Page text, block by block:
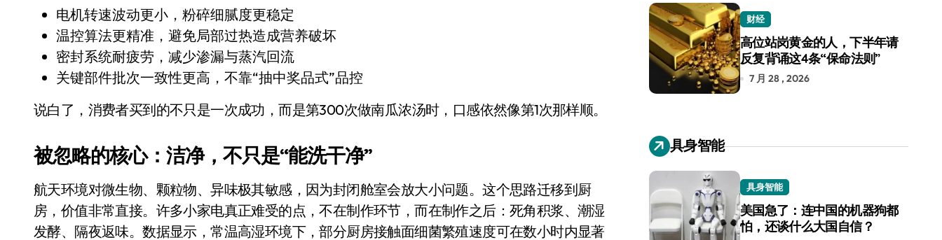
轻到忽略不计 大疆Mini 2S内录实测，值不值得冲？
从“卖电视”到“定规则”：海信拿下RGB-Mini LED全球话语权
对不起胖东来，我先不学了——永辉的“休克疗法”宣告暂停
国际首次！中国钙钛矿探测器太空“开箱”，一边探测射线一边光伏发电
小米涨价！K90跳上3099，小米17标准版逼近4800
长鑫上市只是开胃菜：合肥正在下一盘你看不懂的大棋
复古玩家狂喜：Anbernic第三次复刻GBA SP，情怀拉满
Xbox 360 游戏终于要登 PC，光盘党也能“以盘换数”了？
电机转速波动更小，粉碎细腻度更稳定
温控算法更精准，避免局部过热造成营养破坏
密封系统耐疲劳，减少渗漏与蒸汽回流
关键部件批次一致性更高，不靠“抽中奖品式”品控
说白了，消费者买到的不只是一次成功，而是第300次做南瓜浓汤时，口感依然像第1次那样顺。
被忽略的核心：洁净，不只是“能洗干净”
航天环境对微生物、颗粒物、异味极其敏感，因为封闭舱室会放大小问题。这个思路迁移到厨
房，价值非常直接。许多小家电真正难受的点，不在制作环节，而在制作之后：死角积浆、潮湿
发酵、隔夜返味。数据显示，常温高湿环境下，部分厨房接触面细菌繁殖速度可在数小时内显著
财经
高位站岗黄金的人，下半年请
反复背诵这4条“保命法则”
7 月 28 , 2026
具身智能
具身智能
美国急了：连中国的机器狗都
怕，还谈什么大国自信？